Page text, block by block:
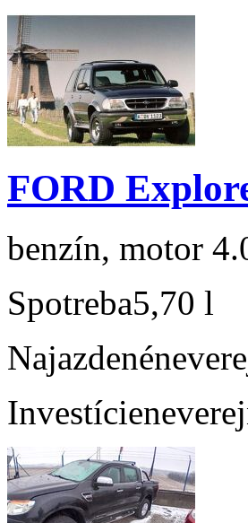
FORD
benzín, motor
Spotreba5,70 l
Najazdené
Investície